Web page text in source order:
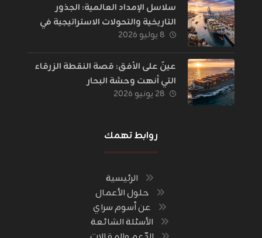
سلاسل الإمداد العالمية: الجذور
التاريخية والتحولات الاستراتيجية في
إدارة اللوجستيات
٨ يوليو ٢٠٢٦
عينٌ على الأفق: قصة النقطة الزرقاء
التي أنهت وحشة البحار
٢٨ يونيو ٢٠٢٦
روابط تهمك
الرئيسية
حلول الأعمال
عن أسوم سراي
الأسئلة الشائعة